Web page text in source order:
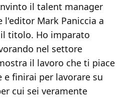
il talent manager
l'editor Mark Paniccia a
titolo. Ho imparato
nel settore
il lavoro che ti piace
e finirai per lavorare su
cui sei veramente